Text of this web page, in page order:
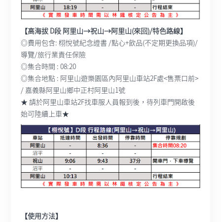
【高海拔 D段 阿里山→祝山→阿里山(來回)/特色路線】
◎費用包含: 栩悅號紀念證書 /點心+飲品(不定期更換品項)/
導覽/旅行業責任保險
◎集合時間 : 08:20
◎集合地點 : 阿里山遊樂園區內阿里山車站2F處<售票口前>
/ 嘉義縣阿里山鄉中正村阿里山1號
★ 請於阿里山車站2F找車服人員報到後，待列車門開啟後
始可陸續上車★
【使用方法】